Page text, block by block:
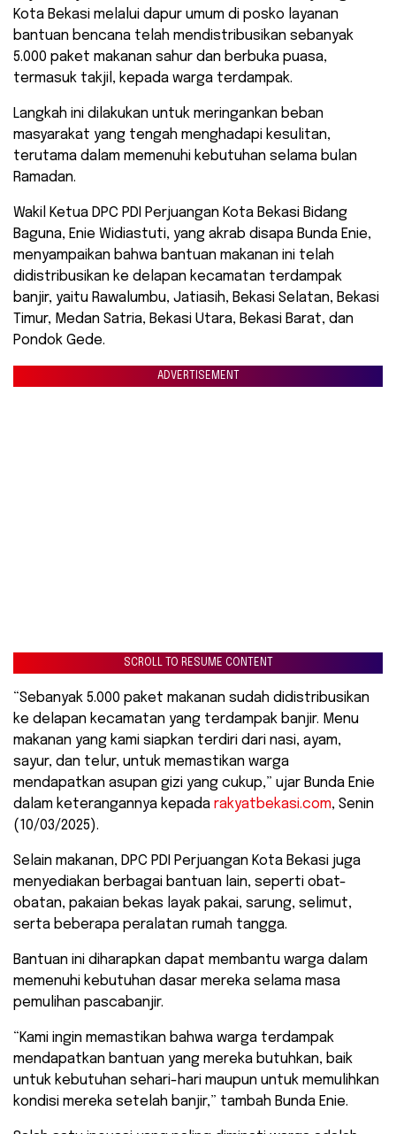
Kota Bekasi melalui dapur umum di posko layanan
bantuan bencana telah mendistribusikan sebanyak
5.000 paket makanan sahur dan berbuka puasa,
termasuk takjil, kepada warga terdampak.
Langkah ini dilakukan untuk meringankan beban
masyarakat yang tengah menghadapi kesulitan,
terutama dalam memenuhi kebutuhan selama bulan
Ramadan.
Wakil Ketua DPC PDI Perjuangan Kota Bekasi Bidang
Baguna, Enie Widiastuti, yang akrab disapa Bunda Enie,
menyampaikan bahwa bantuan makanan ini telah
didistribusikan ke delapan kecamatan terdampak
banjir, yaitu Rawalumbu, Jatiasih, Bekasi Selatan, Bekasi
Timur, Medan Satria, Bekasi Utara, Bekasi Barat, dan
Pondok Gede.
ADVERTISEMENT
SCROLL TO RESUME CONTENT
“Sebanyak 5.000 paket makanan sudah didistribusikan
ke delapan kecamatan yang terdampak banjir. Menu
makanan yang kami siapkan terdiri dari nasi, ayam,
sayur, dan telur, untuk memastikan warga
mendapatkan asupan gizi yang cukup,” ujar Bunda Enie
dalam keterangannya kepada rakyatbekasi.com, Senin
(10/03/2025).
Selain makanan, DPC PDI Perjuangan Kota Bekasi juga
menyediakan berbagai bantuan lain, seperti obat-
obatan, pakaian bekas layak pakai, sarung, selimut,
serta beberapa peralatan rumah tangga.
Bantuan ini diharapkan dapat membantu warga dalam
memenuhi kebutuhan dasar mereka selama masa
pemulihan pascabanjir.
“Kami ingin memastikan bahwa warga terdampak
mendapatkan bantuan yang mereka butuhkan, baik
untuk kebutuhan sehari-hari maupun untuk memulihkan
kondisi mereka setelah banjir,” tambah Bunda Enie.